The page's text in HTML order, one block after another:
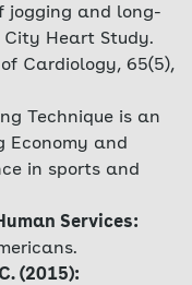
jogging and long-
Heart Study.
Cardiology, 65(5),
Technique is an
Economy and
in sports and
Services:
(2015):